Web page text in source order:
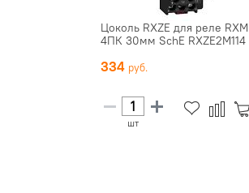
Цоколь RXZE для реле RXM
4ПК 30мм SchE RXZE2M114
334
шт